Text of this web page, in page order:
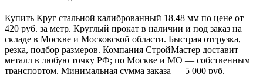
Купить Круг стальной калиброванный 18.48 мм по цене от
420 руб. за метр. Круглый прокат в наличии и под заказ на
складе в Москве и Московской области. Быстрая отгрузка,
резка, подбор размеров. Компания СтройМастер доставит
металл в любую точку РФ; по Москве и МО — собственным
транспортом. Минимальная сумма заказа — 5 000 руб.